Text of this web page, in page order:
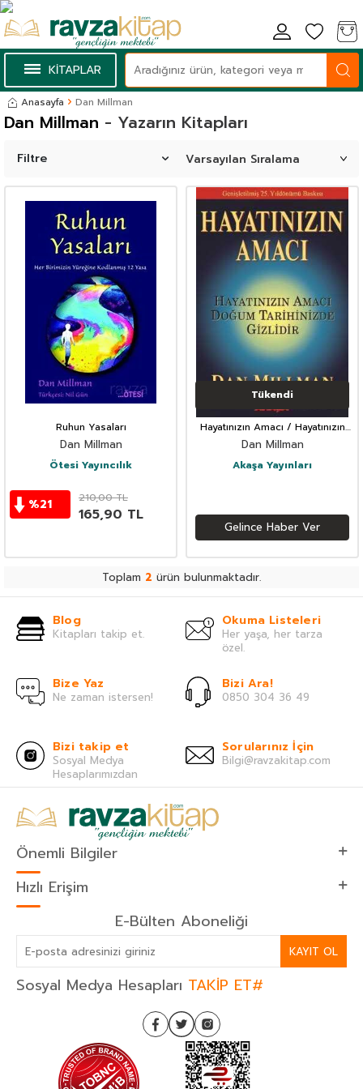
KİTAPLAR
Anasayfa Dan Millman
- Yazarın Kitapları
Dan Millman
Filtre
Ruhun Yasaları
Dan Millman
Ötesi Yayıncılık
%21 210,00TL
165,90 TL
Tükendi
Hayatınızın Amacı / Hayatınızın
Amacı Doğum Tarihinde Gizlidir
Dan Millman
Akaşa Yayınları
Gelince Haber Ver
Toplam 2 ürün bulunmaktadır.
Blog
Kitapları takip et.
Okuma Listeleri
Her yaşa, her tarza
özel.
Bize Yaz
Ne zaman istersen!
Bizi Ara!
0850 304 36 49
Bizi takip et
Sosyal Medya
Hesaplarımızdan
Sorularınız İçin
Bilgi@ravzakitap.com
Önemli Bilgiler
Hızlı Erişim
E-Bülten Aboneliği
KAYIT OL
Sosyal Medya Hesapları TAKİP ET#